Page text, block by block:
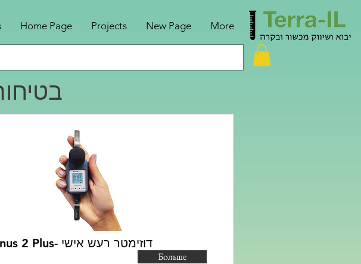
Home Page Projects New Page More
Sonus 2 Plus- דוזימטר רעש אישי
Больше